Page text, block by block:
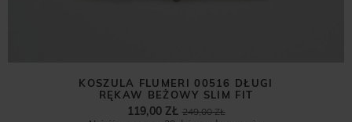
KOSZULA FLUMERI 00516 DŁUGI
RĘKAW BEŻOWY SLIM FIT
249,00 ZŁ
119,00 ZŁ